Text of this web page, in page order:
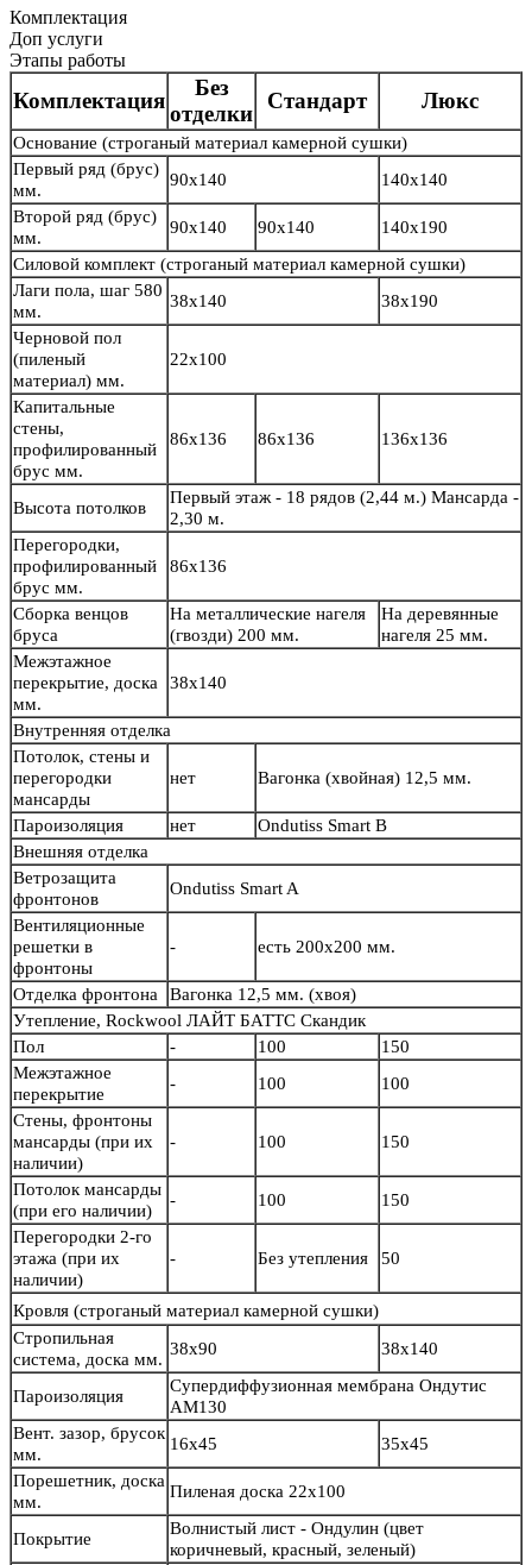
Комплектация
Доп услуги
Этапы работы
Комплектация
Без
отделки
Стандарт Люкс
Основание (строганый материал камерной сушки)
Первый ряд (брус)
мм.
90х140
140х140
Второй ряд (брус)
мм.
90х140 90х140
140х190
Силовой комплект (строганый материал камерной сушки)
Лаги пола, шаг 580
мм.
38х140
38х190
Черновой пол
(пиленый
материал) мм.
22х100
Капитальные
стены,
профилированный
брус мм.
86х136 86х136 136х136
Высота потолков
Первый этаж - 18 рядов (2,44 м.) Мансарда -
2,30 м.
Перегородки,
профилированный
брус мм.
86х136
Сборка венцов
бруса
На металлические нагеля
(гвозди) 200 мм.
На деревянные
нагеля 25 мм.
Межэтажное
перекрытие, доска
мм.
38х140
Внутренняя отделка
Потолок, стены и
перегородки
мансарды
нет Вагонка (хвойная) 12,5 мм.
Пароизоляция нет
Ondutiss Smart B
Внешняя отделка
Ветрозащита
фронтонов
Ondutiss Smart A
Вентиляционные
решетки в
фронтоны
- есть 200х200 мм.
Отделка фронтона
Вагонка 12,5 мм. (хвоя)
Утепление, Rockwool ЛАЙТ БАТТС Скандик
Пол
- 100
150
Межэтажное
перекрытие
- 100
100
Стены, фронтоны
мансарды (при их
наличии)
- 100 150
Потолок мансарды
(при его наличии)
- 100
150
Перегородки 2-го
этажа (при их
наличии)
- Без утепления 50
Кровля (строганый материал камерной сушки)
Стропильная
система, доска мм.
38х90 38х140
Пароизоляция
Супердиффузионная мембрана Ондутис
АМ130
Вент. зазор, брусок
мм.
16х45
35х45
Порешетник, доска
мм.
Пиленая доска 22х100
Покрытие
Волнистый лист - Ондулин (цвет
коричневый, красный, зеленый)